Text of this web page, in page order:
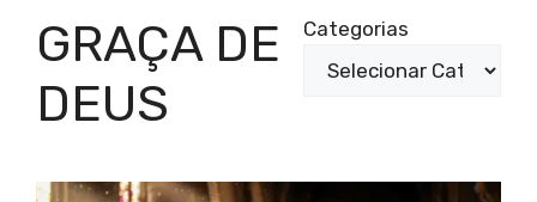
GRAÇA DE
DEUS
Categorias